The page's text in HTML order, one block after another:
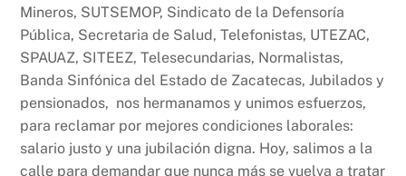
Mineros, SUTSEMOP, Sindicato de la Defensoría
Pública, Secretaria de Salud, Telefonistas, UTEZAC,
SPAUAZ, SITEEZ, Telesecundarias, Normalistas,
Banda Sinfónica del Estado de Zacatecas, Jubilados y
pensionados, nos hermanamos y unimos esfuerzos,
para reclamar por mejores condiciones laborales:
salario justo y una jubilación digna. Hoy, salimos a la
calle para demandar que nunca más se vuelva a tratar